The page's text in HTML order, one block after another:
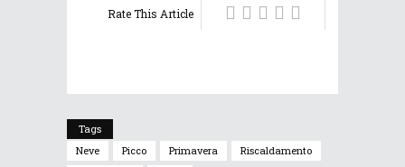
Rate This Article
Tags
Neve
Picco Primavera
Riscaldamento